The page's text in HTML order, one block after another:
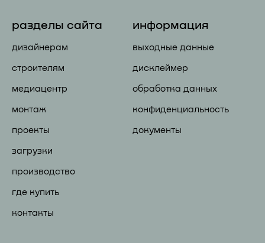
разделы сайта
дизайнерам
строителям
медиацентр
монтаж
проекты
загрузки
производство
где купить
контакты
информация
выходные данные
дисклеймер
обработка данных
конфиденциальность
документы